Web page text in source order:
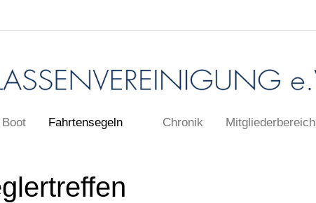
Boot Fahrtensegeln Chronik Mitgliederbereich